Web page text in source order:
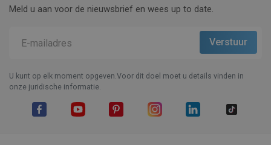
Meld u aan voor de nieuwsbrief en wees up to date.
U kunt op elk moment opgeven.Voor dit doel moet u details vinden in
onze juridische informatie.